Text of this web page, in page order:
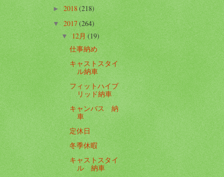
► 2018(218)
▼2017(264)
▼12月(19)
仕事納め
キャストスタイ
ル納車
フィットハイブ
リッド納車
キャンバス 納
車
定休日
冬季休暇
キャストスタイ
ル 納車